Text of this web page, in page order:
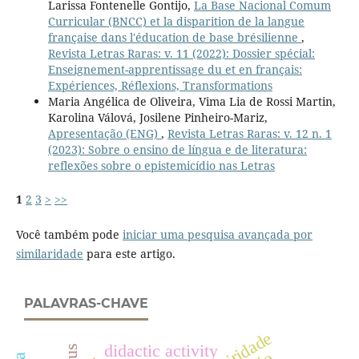
Larissa Fontenelle Gontijo, La Base Nacional Comum
Curricular (BNCC) et la disparition de la langue
française dans l'éducation de base brésilienne ,
Revista Letras Raras: v. 11 (2022): Dossier spécial:
Enseignement-apprentissage du et en français:
Expériences, Réflexions, Transformations
Maria Angélica de Oliveira, Vima Lia de Rossi Martin,
Karolina Válová, Josilene Pinheiro-Mariz,
Apresentação (ENG) , Revista Letras Raras: v. 12 n. 1
(2023): Sobre o ensino de língua e de literatura:
reflexões sobre o epistemicídio nas Letras
1 2 3 > >>
Você também pode iniciar uma pesquisa avançada por
similaridade para este artigo.
PALAVRAS-CHAVE
didactic activity